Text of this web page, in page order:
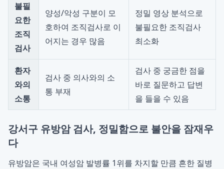
불필
요한
조직
검사
양성/악성 구분이 모
호하여 조직검사로 이
어지는 경우 많음
정밀 영상 분석으로
불필요한 조직검사
최소화
환자
와의
소통
검사 중 의사와의 소
통 부재
검사 중 궁금한 점을
바로 질문하고 답변
을 들을 수 있음
강서구 유방암 검사, 정밀함으로 불안을 잠재우
다
유방암은 국내 여성암 발병률 1위를 차지할 만큼 흔한 질병